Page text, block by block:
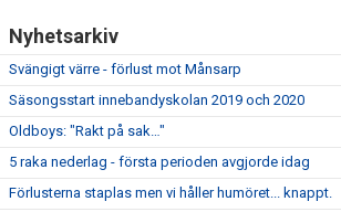
BILDGALLERI
DOKUMENT
VÅRA LAG/TRÄNARE
Nyhetsarkiv
Svängigt värre - förlust mot Månsarp
Säsongsstart innebandyskolan 2019 och 2020
Oldboys: "Rakt på sak…"
5 raka nederlag - första perioden avgjorde idag
Förlusterna staplas men vi håller humöret... knappt.